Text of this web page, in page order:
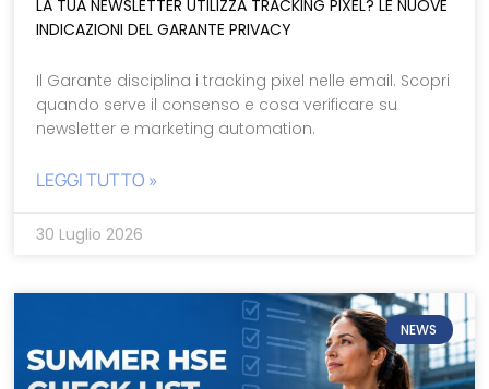
LA TUA NEWSLETTER UTILIZZA TRACKING PIXEL? LE NUOVE
INDICAZIONI DEL GARANTE PRIVACY
Il Garante disciplina i tracking pixel nelle email. Scopri
quando serve il consenso e cosa verificare su
newsletter e marketing automation.
LEGGI TUTTO »
30 Luglio 2026
NEWS